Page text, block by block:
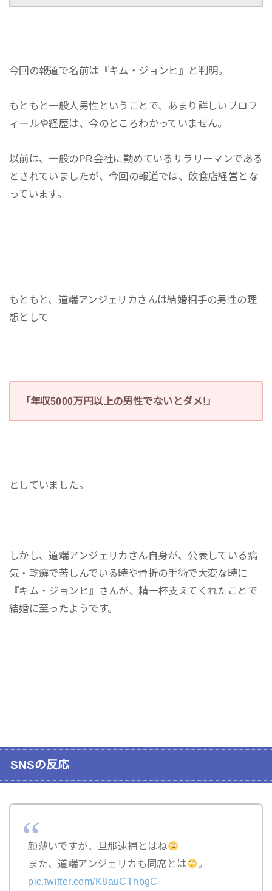
今回の報道で名前は『キム・ジョンヒ』と判明。
もともと一般人男性ということで、あまり詳しいプロフ
ィールや経歴は、今のところわかっていません。
以前は、一般のPR会社に勤めているサラリーマンである
とされていましたが、今回の報道では、飲食店経営とな
っています。
もともと、道端アンジェリカさんは結婚相手の男性の理
想として
「年収5000万円以上の男性でないとダメ!」
としていました。
しかし、道端アンジェリカさん自身が、公表している病
気・乾癬で苦しんでいる時や骨折の手術で大変な時に
『キム・ジョンヒ』さんが、精一杯支えてくれたことで
結婚に至ったようです。
SNSの反応
顔薄いですが、旦那逮捕とはね
また、道端アンジェリカも同席とは
。
pic.twitter.com/K8auCThbgC